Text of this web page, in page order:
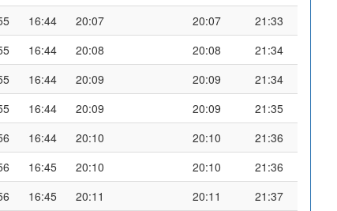
16:44 20:07 20:07
21:33
16:44 20:08 20:08
21:34
16:44 20:09 20:09
21:34
16:44 20:09 20:09
21:35
16:44 20:10 20:10
21:36
16:45 20:10 20:10
21:36
16:45 20:11 20:11
21:37